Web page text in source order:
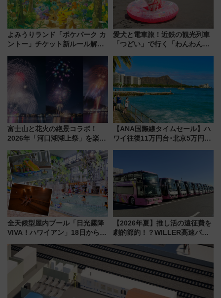
よみうりランド「ポケパーク カ
ントー」チケット新ルール解
本人確認が11月スタート
愛犬と電車旅！近鉄の観光列車
「つどい」で行く「わんわん列
める日帰りツアー
富士山と花火の絶景コラボ！
2026年「河口湖湖上祭」を楽し
ススメ
【ANA国際線タイムセール】ハ
ワイ往復11万円台･北京5万円台
ツ路線まとめ（8/10まで）
全天候型屋内プール「日光霧降
VIVA！ハワイアン」18日から営
ァミリーから大人まで幅広い世
代が一日中楽しる夏のリゾート
を楽しんで
【2026年夏】推し活の遠征費を
劇的節約！？WILLER高速バス
温泉の最強ルート 予約期間・
対象路線まとめ